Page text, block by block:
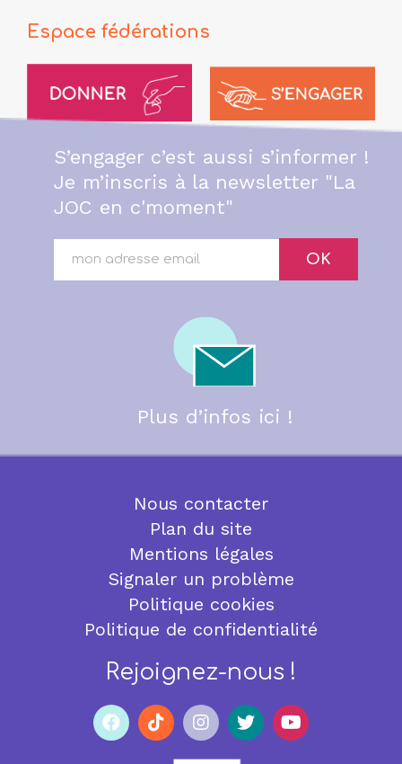
Espace fédérations
S’engager c’est aussi s’informer !
Je m’inscris à la newsletter "La
JOC en c'moment"
OK
Plus d’infos ici !
Nous contacter
Plan du site
Mentions légales
Signaler un problème
Politique cookies
Politique de confidentialité
Rejoignez-nous !